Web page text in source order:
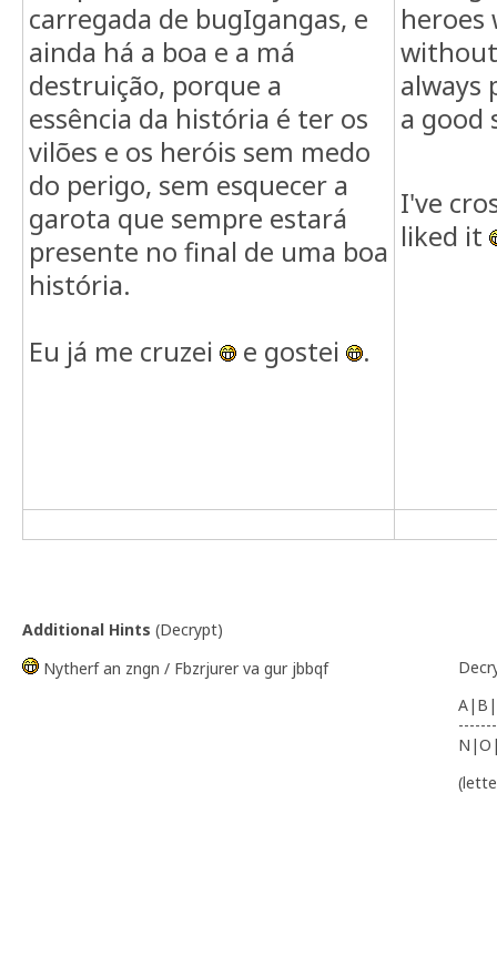
carregada de bugIgangas, e
ainda há a boa e a má
destruição, porque a
essência da história é ter os
vilões e os heróis sem medo
do perigo, sem esquecer a
garota que sempre estará
presente no final de uma boa
história.
Eu já me cruzei
e gostei
.
heroes
always
a good
I've
liked it
Additional Hints (Decrypt)
Nytherf an zngn / Fbzrjurer va gur jbbqf